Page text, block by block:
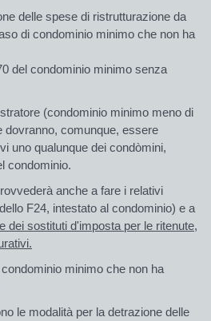
delle spese di ristrutturazione da
di condominio minimo che non ha
del condominio minimo senza
(condominio minimo meno di
dovranno, comunque, essere
uno qualunque dei condòmini,
condominio.
anche a fare i relativi
F24, intestato al condominio) e a
dei sostituti d'imposta per le ritenute,
minimo che non ha
le modalità per la detrazione delle